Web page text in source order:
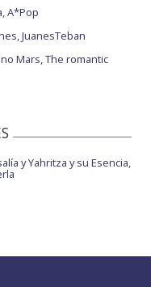
A*Pop
JuanesTeban
Mars, The romantic
y Yahritza y su Esencia,